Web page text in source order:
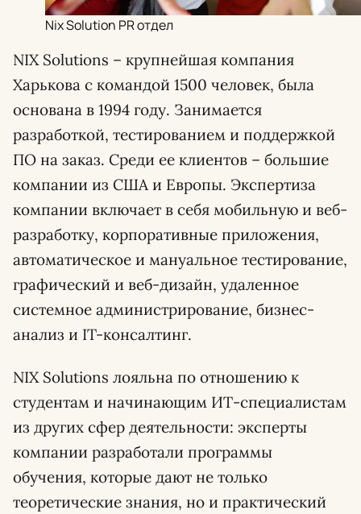
Nix Solution PR отдел
NIX Solutions – крупнейшая компания
Харькова с командой 1500 человек, была
основана в 1994 году. Занимается
разработкой, тестированием и поддержкой
ПО на заказ. Среди ее клиентов – большие
компании из США и Европы. Экспертиза
компании включает в себя мобильную и веб-
разработку, корпоративные приложения,
автоматическое и мануальное тестирование,
графический и веб-дизайн, удаленное
системное администрирование, бизнес-
анализ и IT-консалтинг.
NIX Solutions лояльна по отношению к
студентам и начинающим ИТ-специалистам
из других сфер деятельности: эксперты
компании разработали программы
обучения, которые дают не только
теоретические знания, но и практический